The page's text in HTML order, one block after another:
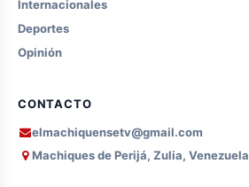
Internacionales
Deportes
Opinión
CONTACTO
elmachiquensetv@gmail.com
Machiques de Perijá, Zulia, Venezuela